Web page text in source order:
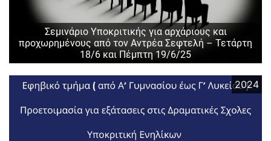
Σεμινάριο Υποκριτικής για αρχάριους και
προχωρημένους από τον Αντρέα Σεφτελή – Τετάρτη
18/6 και Πέμπτη 19/6/25
2024